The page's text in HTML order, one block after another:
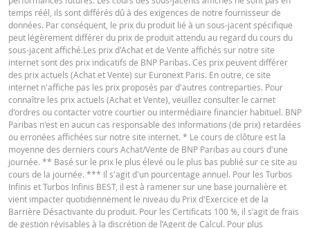
Ce simulateur suppose une prime de risque de gap constante, mais en
elle peut changer à tout moment et influer ainsi négativement ou
sur le rendement. La "prime de risque indicative", calculée en fonction du
acheteur actuel, peut différer de la prime de risque réelle. L'influence du
roulement périodique des contrats à terme n'est également pas prise en
dans le simulateur. En raison des arrondis, les valeurs affichées peuvent
également différer du développement des valeurs dans la réalité.
BNP Paribas n’agit pas en tant que conseiller juridique ou fiscal, comptable
conseiller en investissement et n’a aucune obligation de fiduciaire à votre
en ce qui concerne le calculateur et / ou en relation avec des transactions
des produits émis par BNP Paribas ou d’autres transactions connexes. Vous
pouvez pas compter sur BNP Paribas pour des conseils en investissement
des recommandations de quelque nature que ce soit. Bien que les prix
soient basés sur des informations jugées fiables, leur exactitude ou leur
exhaustivité n'est pas garantie. BNP Paribas n'offre aucune garantie en ce
concerne les informations fournies par la calculatrice et décline toute
responsabilité pour tout dommage direct, indirect, spécial, accessoire,
temps réél, ils sont différés dû à des exigences de notre fournisseur de
données. Par conséquent, le prix du produit lié à un sous-jacent spécifique
peut légèrement différer du prix de produit attendu au regard du cours du
sous-jacent affiché.Les prix d'Achat et de Vente affichés sur notre site
internet sont des prix indicatifs de BNP Paribas. Ces prix peuvent différer
des prix actuels (Achat et Vente) sur Euronext Paris. En outre, ce site
internet n'affiche pas les prix proposés par d'autres contreparties. Pour
connaître les prix actuels (Achat et Vente), veuillez consulter le carnet
d'ordres ou contacter votre courtier ou intermédiaire financier habituel. BNP
Paribas n'est en aucun cas responsable des informations (de prix) retardées
ou erronées affichées sur notre site internet. * Le cours de clôture est la
moyenne des derniers cours Achat/Vente de BNP Paribas au cours d'une
journée. ** Basé sur le prix le plus élevé ou le plus bas publié sur ce site au
cours de la journée. *** Il s'agit d'un pourcentage annuel. Pour les Turbos
Infinis et Turbos Infinis BEST, il est à ramener sur une base journalière et
vient impacter quotidiennement le niveau du Prix d'Exercice et de la
Barrière Désactivante du produit. Pour les Certificats 100 %, il s’agit de frais
de gestion révisables à la discrétion de l’Agent de Calcul. Pour plus